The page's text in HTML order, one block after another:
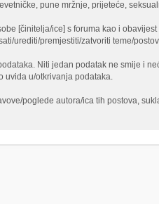
pune mržnje, prijeteće,
[činitelja/ice] s foruma kao i
urediti/premjestiti/zatvoriti teme/
Niti jedan podatak ne smije i
uvida u/otkrivanja podataka.
poglede autora/ica tih postova,